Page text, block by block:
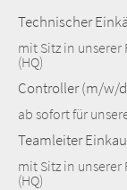
Technischer
mit Sitz in
(HQ)
Controller (m/w/
ab sofort für
Teamleiter
mit Sitz in
(HQ)